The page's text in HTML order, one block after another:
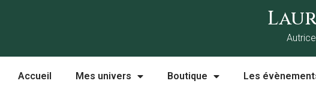
Accueil Mes univers Boutique Les